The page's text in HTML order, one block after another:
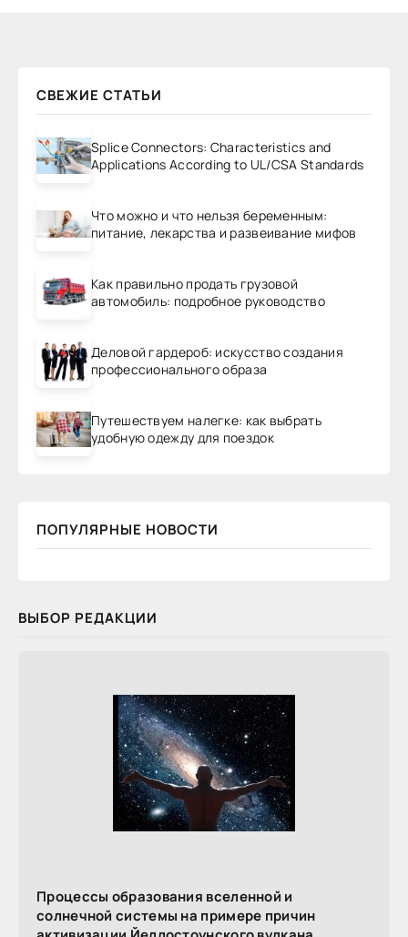
СВЕЖИЕ СТАТЬИ
Splice Connectors: Characteristics and
Applications According to UL/CSA Standards
Что можно и что нельзя беременным:
питание, лекарства и развеивание мифов
Как правильно продать грузовой
автомобиль: подробное руководство
Деловой гардероб: искусство создания
профессионального образа
Путешествуем налегке: как выбрать
удобную одежду для поездок
ПОПУЛЯРНЫЕ НОВОСТИ
ВЫБОР РЕДАКЦИИ
Процессы образования вселенной и
солнечной системы на примере причин